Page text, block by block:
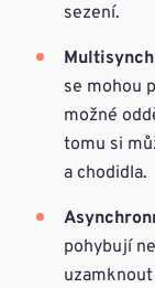
sezení.
se mohou
možné
tomu si
a chodidla.
pohybují